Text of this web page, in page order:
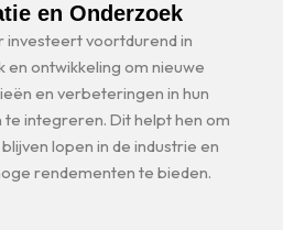
en Onderzoek
investeert voortdurend in
en ontwikkeling om nieuwe
en verbeteringen in hun
integreren. Dit helpt hen om
lopen in de industrie en
rendementen te bieden.